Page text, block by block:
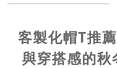
(0/20)
價格
(NT$)
客製化帽T推
與穿搭感的